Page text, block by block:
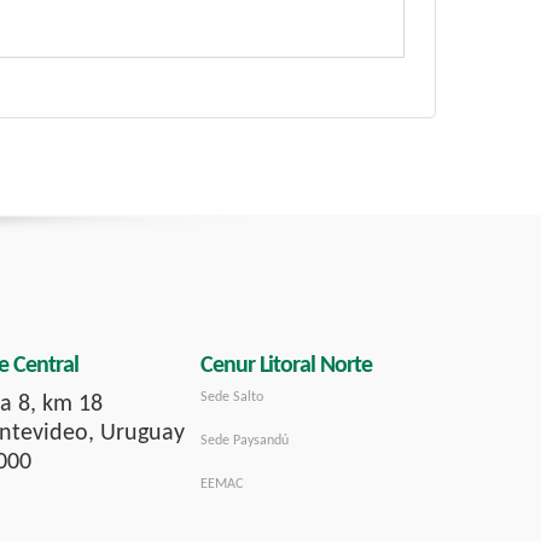
Central
8, km 18
Uruguay
Cenur Litoral Norte
Sede Salto
Sede Paysandú
EEMAC